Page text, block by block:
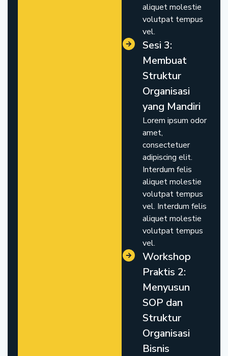
aliquet molestie
volutpat tempus
vel.
Sesi 3:
Membuat
Struktur
Organisasi
yang Mandiri
Lorem ipsum odor
amet,
consectetuer
adipiscing elit.
Interdum felis
aliquet molestie
volutpat tempus
vel. Interdum felis
aliquet molestie
volutpat tempus
vel.
Workshop
Praktis 2:
Menyusun
SOP dan
Struktur
Organisasi
Bisnis